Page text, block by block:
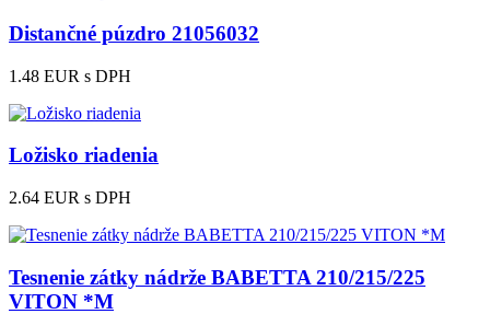
Distančné púzdro 21056032
1.48 EUR s DPH
Ložisko riadenia
2.64 EUR s DPH
Tesnenie zátky nádrže BABETTA 210/215/225
VITON *M